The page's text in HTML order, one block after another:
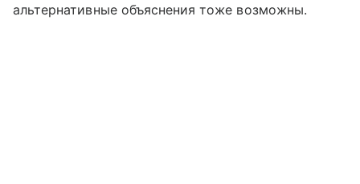
альтернативные объяснения тоже возможны.